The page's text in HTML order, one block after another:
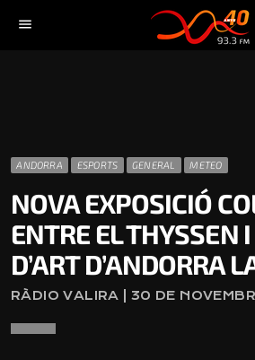
menu
ANDORRA ESPORTS GENERAL METEO
NOVA EXPOSICIÓ
ENTRE EL THYSSEN I
D’ART D’ANDORRA
RÀDIO VALIRA | 30 DE